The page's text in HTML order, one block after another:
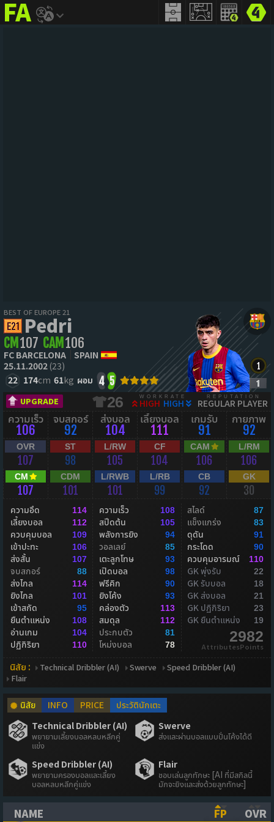
addict
BEST OF EUROPE 21
Pedri
CM 107 CAM 106
FC BARCELONA
SPAIN
25.11.2002(23)
22 174cm 61kg ผอม 4 5
UPGRADE 26 WORKRATE
HIGH HIGH
REPUTATION
REGULAR PLAYER
ความเร็ว
106
จบสกอร์
92
ส่งบอล
104
เลี้ยงบอล
111
เกมรับ
91
กายภาพ
92
OVR
107
ST
98
L/RW
105
CF
104
CAM
106
L/RM
106
CM
107
CDM
101
L/RWB
101
L/RB
99
CB
92
GK
30
ความอึด 114
เลี้ยงบอล 112
ควบคุมบอล 109
เข้าปะทะ 106
ส่งสั้น 107
จบสกอร์ 88
ส่งไกล 114
ยิงไกล 101
เข้าสกัด 95
ยืนตำแหน่ง 108
อ่านเกม 104
ปฏิกิริยา 110
ความเร็ว 108
สปีดต้น 105
พลังการยิง 94
วอลเลย์ 85
เตะลูกโทษ 93
เปิดบอล 98
ฟรีคิก 90
ยิงโค้ง 93
คล่องตัว 113
สมดุล 112
ประกบตัว 81
โหม่งบอล 78
สไลด์ 87
แข็งแกร่ง 83
ดุดัน 91
กระโดด 90
ควบคุมอารมณ์ 110
GK พุ่งรับ 22
GK รับบอล 18
GK ส่งบอล 21
GK ปฏิกิริยา 23
GK ยืนตำแหน่ง 19
2982
AttributesPoints
นิสัย : Technical Dribbler (AI) Swerve
Speed Dribbler (AI)
Flair
นิสัย INFO PRICE
ประวัตินักเตะ
Technical Dribbler (AI)
พยายามเลี้ยงบอลหลบหลีกคู่
แข่ง
Swerve
ส่งและผ่านบอลแบบปั่นโค้งได้ดี
Speed Dribbler (AI)
พยายามครองบอลและเลี้ยง
บอลหลบหลีกคู่แข่ง
Flair
ชอบเล่นลูกทักษะ [AI ที่มีสกิลนี้
มักจะยิงและส่งด้วยลูกทักษะ]
NAME
FP
OVR